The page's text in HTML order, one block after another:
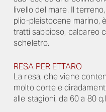
livello del mare. Il
plio-pleistocene marino,
tratti sabbioso, calcareo
scheletro.
RESA PER ETTARO
La resa, che viene
molto corte e
alle stagioni, da 60 a 80